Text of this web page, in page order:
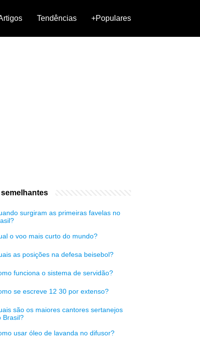
Tendências +Populares
surgiram as primeiras favelas no
o voo mais curto do mundo?
as posições na defesa beisebol?
funciona o sistema de servidão?
se escreve 12 30 por extenso?
são os maiores cantores sertanejos
Brasil?
usar óleo de lavanda no difusor?